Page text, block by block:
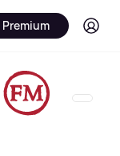
Premium Log in